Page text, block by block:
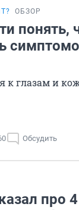
ОБЗОР
понять,
к глазам и
Обсудить
про